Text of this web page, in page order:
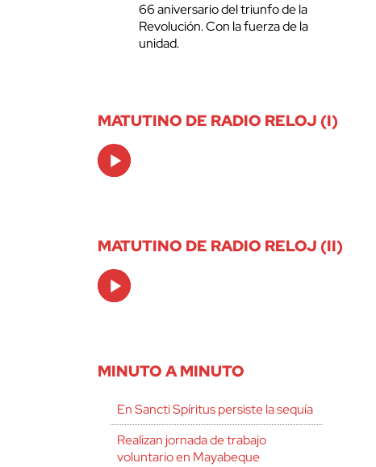
66 aniversario del triunfo de la
Revolución. Con la fuerza de la
unidad.
MATUTINO DE RADIO RELOJ (I)
Audio
Player
MATUTINO DE RADIO RELOJ (II)
Audio
Player
MINUTO A MINUTO
En Sancti Spíritus persiste la sequía
Realizan jornada de trabajo
voluntario en Mayabeque